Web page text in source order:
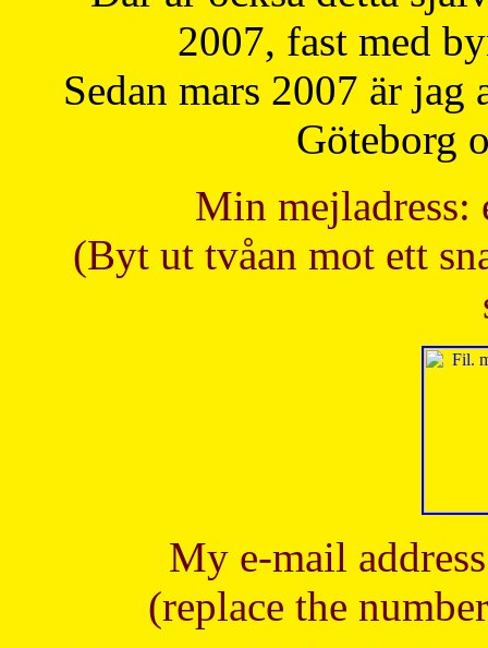
2007, fast med
Sedan mars 2007 är
Göteborg
Min mejladress:
(Byt ut tvåan mot ett
My e-mail
(replace the